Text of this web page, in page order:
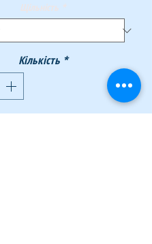
Щільність *
Кількість *